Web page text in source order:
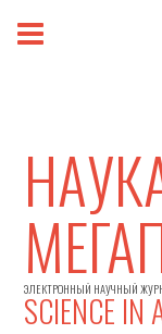
ЭЛЕКТРОННЫЙ НАУЧНЫЙ
SCIENCE IN